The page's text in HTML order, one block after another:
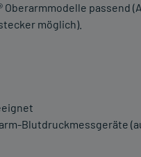
passend
möglich).
Blutdruckmessgeräte